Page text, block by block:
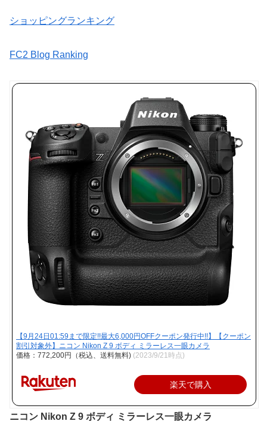
ショッピングランキング
FC2 Blog Ranking
【9月24日01:59まで限定!!最大6,000円OFFクーポン発行中!!】【クーポン
割引対象外】ニコン Nikon Z 9 ボディ ミラーレス一眼カメラ
価格：772,200円（税込、送料無料) (2023/9/21時点)
楽天で購入
ニコン Nikon Z 9 ボディ ミラーレス一眼カメラ